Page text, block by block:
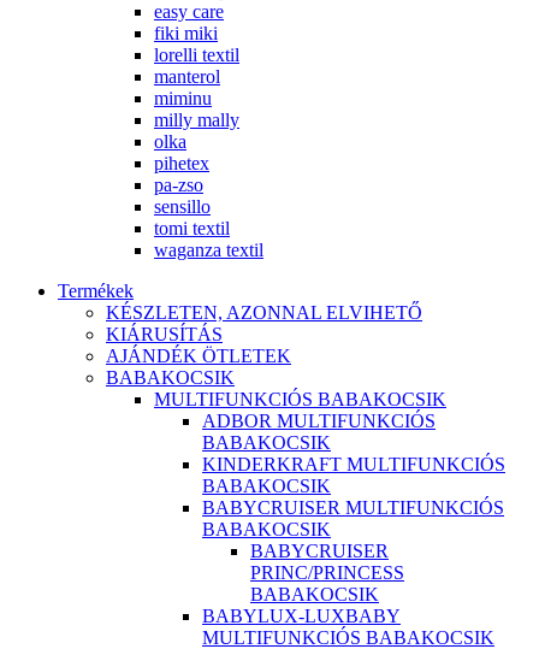
easy care
fiki miki
lorelli textil
manterol
miminu
milly mally
olka
pihetex
pa-zso
sensillo
tomi textil
waganza textil
Termékek
KÉSZLETEN, AZONNAL ELVIHETŐ
KIÁRUSÍTÁS
AJÁNDÉK ÖTLETEK
BABAKOCSIK
MULTIFUNKCIÓS BABAKOCSIK
ADBOR MULTIFUNKCIÓS
BABAKOCSIK
KINDERKRAFT MULTIFUNKCIÓS
BABAKOCSIK
BABYCRUISER MULTIFUNKCIÓS
BABAKOCSIK
BABYCRUISER
PRINC/PRINCESS
BABAKOCSIK
BABYLUX-LUXBABY
MULTIFUNKCIÓS BABAKOCSIK